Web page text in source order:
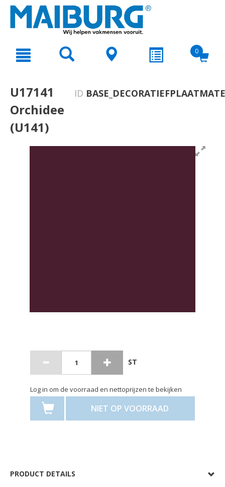
text.skipToNavigation
0
U17141
Orchidee
(U141)
ID
ST
Log in om de voorraad en nettoprijzen te bekijken
NIET OP VOORRAAD
PRODUCT DETAILS